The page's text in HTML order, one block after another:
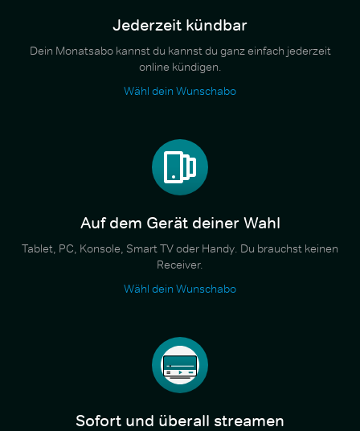
Jederzeit kündbar
Dein Monatsabo kannst du kannst du ganz einfach jederzeit
online kündigen.
Wähl dein Wunschabo
Auf dem Gerät deiner Wahl
Tablet, PC, Konsole, Smart TV oder Handy. Du brauchst keinen
Receiver.
Wähl dein Wunschabo
Sofort und überall streamen